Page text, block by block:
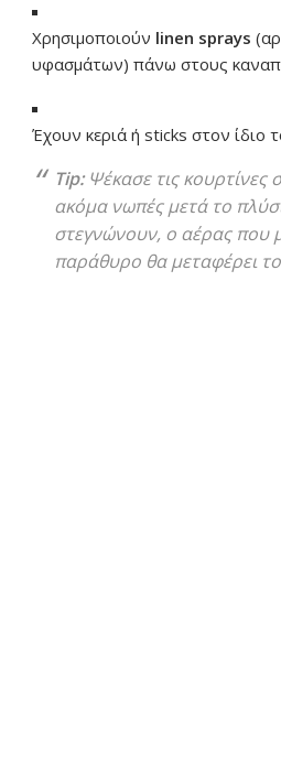
Χρησιμοποιούν linen sprays
υφασμάτων) πάνω στους
Έχουν κεριά ή sticks στον ίδιο
Tip:Ψέκασε τις κουρτίνες
ακόμα νωπές μετά το
στεγνώνουν, ο αέρας που
παράθυρο θα μεταφέρει